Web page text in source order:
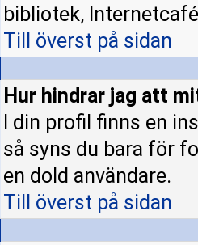
bibliotek,
Till överst på sidan
Hur hindrar jag att
I din profil finns en
så syns du bara för
en dold användare.
Till överst på sidan